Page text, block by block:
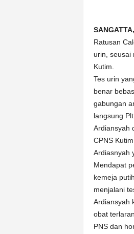
Ratusan
urin, seusai
Kutim.
Tes urin
benar
gabungan
langsung
Ardiansyah
CPNS
Ardiasnyah
Mendapat
kemeja
menjalani
Ardiansyah
obat
PNS dan